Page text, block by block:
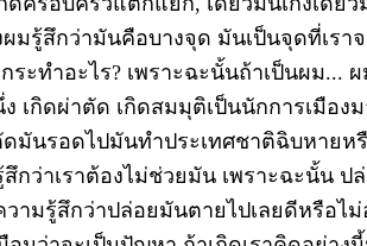
มรู้สึกว่ามันคือบางจุด มันเป็นจุดที่เรา
ระทำอะไร? เพราะฉะนั้นถ้าเป็นผม...
เกิดผ่าตัด เกิดสมมุติเป็นนักการเมือง
ดมันรอดไปมันทำประเทศชาติฉิบหายห
กว่าเราต้องไม่ช่วยมัน เพราะฉะนั้น ป
ามรู้สึกว่าปล่อยมันตายไปเลยดีหรือไม่